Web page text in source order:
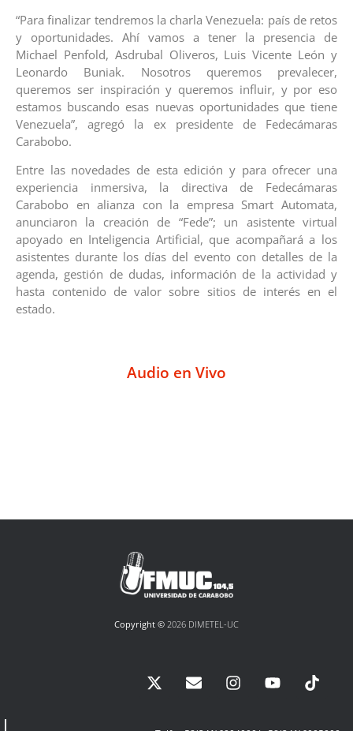
“Para finalizar tendremos la charla Venezuela: país de retos
y oportunidades. Ahí vamos a tener la presencia de
Michael Penfold, Asdrubal Oliveros, Luis Vicente León y
Leonardo Buniak. Nosotros queremos prevalecer,
queremos ser inspiración y queremos influir, y por eso
estamos buscando esas nuevas oportunidades que tiene
Venezuela”, agregó la ex presidente de Fedecámaras
Carabobo.
Entre las novedades de esta edición y para ofrecer una
experiencia inmersiva, la directiva de Fedecámaras
Carabobo en alianza con la empresa Smart Automata,
anunciaron la creación de “Fede”; un asistente virtual
apoyado en Inteligencia Artificial, que acompañará a los
asistentes durante los días del evento con detalles de la
agenda, gestión de dudas, información de la actividad y
hasta contenido de valor sobre sitios de interés en el
estado.
Audio en Vivo
Copyright © 2026 DIMETEL-UC